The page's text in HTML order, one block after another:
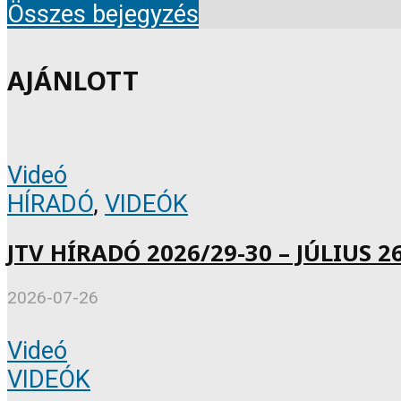
Összes bejegyzés
AJÁNLOTT
Videó
HÍRADÓ, VIDEÓK
JTV HÍRADÓ 2026/29-30 – JÚLIUS
2026-07-26
Videó
VIDEÓK